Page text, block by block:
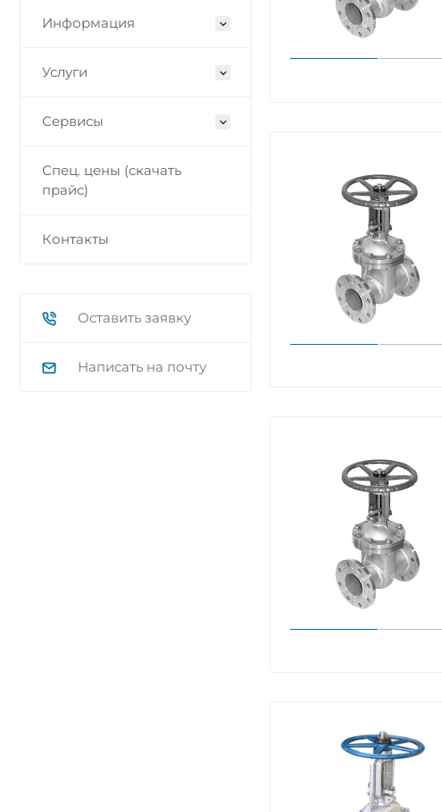
Информация
Услуги
Сервисы
Спец. цены (скачать
прайс)
Контакты
Оставить заявку
Написать на почту